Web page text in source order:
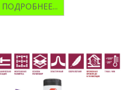
ПОДРОБНЕЕ...